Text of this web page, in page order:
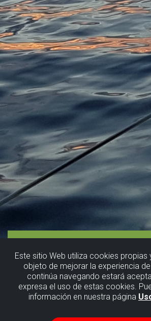
Este sitio Web utiliza cookies
objeto de mejorar la experiencia
continúa navegando estará
expresa el uso de estas cookies.
información en nuestra página